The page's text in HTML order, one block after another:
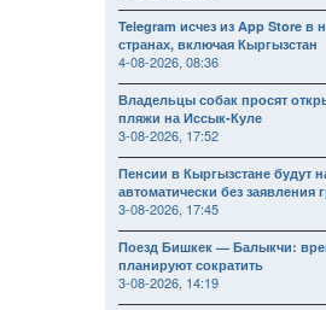
Telegram исчез из App Store в
странах, включая Кыргызстан
4-08-2026, 08:36
Владельцы собак просят
пляжи на Иссык-Куле
3-08-2026, 17:52
Пенсии в Кыргызстане будут
автоматически без заявления
3-08-2026, 17:45
Поезд Бишкек — Балыкчи:
планируют сократить
3-08-2026, 14:19